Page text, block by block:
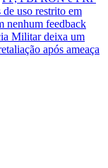
uso restrito em
nenhum feedback
Militar deixa um
após ameaça